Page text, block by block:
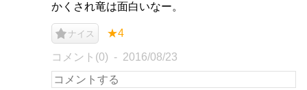
かくされ竜は面白いなー。
ナイス ★4
コメント(0) 2016/08/23